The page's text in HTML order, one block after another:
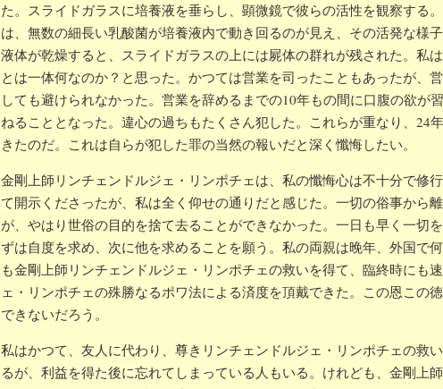
た。スライドガラスに培養液を垂らし、顕微鏡で彼らの活性を観察する
は、無数の細長い乳酸菌が培養液内で動き回るのが見え、その活発な様
液体が乾燥すると、スライドガラスの上には屍体の群れが残された。私
とは一体何なのか？と思った。かつては営業を司ったこともあったが、
しても避けられなかった。営業を辞めるまでの10年もの間に口腹の欲が
ねることとなった。違心の過ちもたくさん犯した。これらが重なり、24
きたのだ。これは自らが犯した罪の当然の報いだと深く懺悔したい。
金剛上師リンチェンドルジェ・リンポチェは、私の懺悔心は不十分で修
て開示くださったが、私は全く仰せの通りだと感じた。一切の俗事から
が、やはり世俗の目的を捨て去ることができなかった。一日も早く一切
ずは自度を求め、次に他を求めることを願う。私の両親は晚年、外国で
も金剛上師リンチェンドルジェ・リンポチェの救いを得て、臨終時にも
ェ・リンポチェの殊勝なるポワ法による済度を頂戴できた。この恩この
できないだろう。
私はかつて、友人に代わり、尊きリンチェンドルジェ・リンポチェの救
るが、利益を得た後に忘れてしまっている人もいる。けれども、金剛上